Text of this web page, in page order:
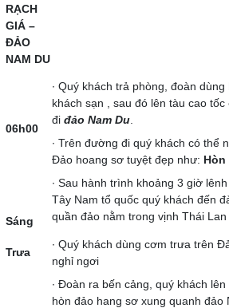
RẠCH
GIÁ –
ĐẢO
NAM DU
06h00
Sáng
∙ Quý khách trả phòng, đoàn
khách sạn , sau đó lên tàu cao tốc
đi đảo Nam Du.
∙ Trên đường đi quý khách có thể
Đảo hoang sơ tuyệt đẹp như: Hòn
∙ Sau hành trình khoảng 3 giờ
Tây Nam tổ quốc quý khách đến
quần đảo nằm trong vịnh Thái
Trưa
∙ Quý khách dùng cơm trưa trên
nghỉ ngơi
∙ Đoàn ra bến cảng, quý khách
hòn đảo hang sơ xung quanh đảo